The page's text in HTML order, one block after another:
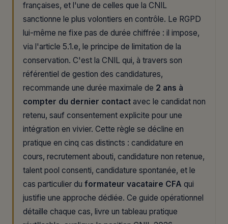
françaises, et l'une de celles que la CNIL
sanctionne le plus volontiers en contrôle. Le RGPD
lui-même ne fixe pas de durée chiffrée : il impose,
via l'article 5.1.e, le principe de limitation de la
conservation. C'est la CNIL qui, à travers son
référentiel de gestion des candidatures,
recommande une durée maximale de 2 ans à
compter du dernier contact avec le candidat non
retenu, sauf consentement explicite pour une
intégration en vivier. Cette règle se décline en
pratique en cinq cas distincts : candidature en
cours, recrutement abouti, candidature non retenue,
talent pool consenti, candidature spontanée, et le
cas particulier du formateur vacataire CFA qui
justifie une approche dédiée. Ce guide opérationnel
détaille chaque cas, livre un tableau pratique